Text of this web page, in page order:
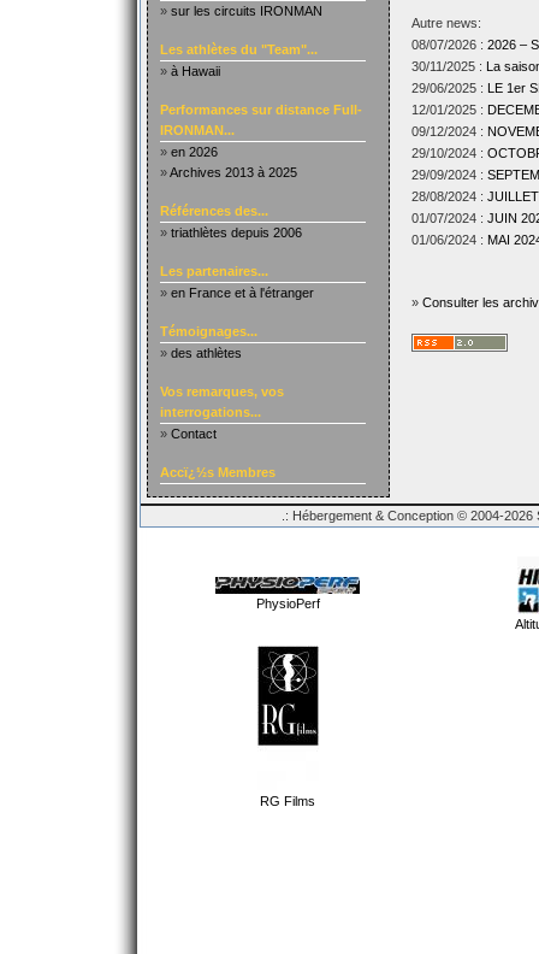
» sur les circuits IRONMAN
Les athlètes du "Team"...
» à Hawaii
Performances sur distance Full-
IRONMAN...
» en 2026
»Archives 2013 à 2025
Références des...
» triathlètes depuis 2006
Les partenaires...
» en France et à l'étranger
Témoignages...
» des athlètes
Vos remarques, vos
interrogations...
» Contact
Accï¿½s Membres
Autre news:
08/07/2026 : 2026 –
30/11/2025 : La
29/06/2025 : LE 1er
12/01/2025 :
09/12/2024 :
29/10/2024 :
29/09/2024 :
28/08/2024 :
01/07/2024 : JUIN
01/06/2024 : MAI
» Consulter les
.: Hébergement & Conception © 2004-
PhysioPerf
RG Films